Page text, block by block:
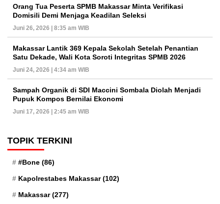
Orang Tua Peserta SPMB Makassar Minta Verifikasi
Domisili Demi Menjaga Keadilan Seleksi
Juni 26, 2026 | 8:35 am WIB
Makassar Lantik 369 Kepala Sekolah Setelah Penantian
Satu Dekade, Wali Kota Soroti Integritas SPMB 2026
Juni 24, 2026 | 4:34 am WIB
Sampah Organik di SDI Maccini Sombala Diolah Menjadi
Pupuk Kompos Bernilai Ekonomi
Juni 17, 2026 | 2:45 am WIB
TOPIK TERKINI
#Bone (86)
Kapolrestabes Makassar(102)
Makassar(277)